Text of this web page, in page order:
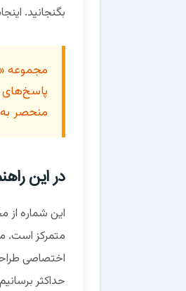
بگنجانید.
مجموعه
پاسخ‌های
منحصر
در این
این شماره از
متمرکز است.
اختصاصی
حداکثر